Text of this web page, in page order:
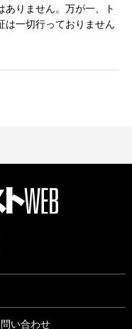
ありません。万が一、ト
は一切行っておりません
い合わせ